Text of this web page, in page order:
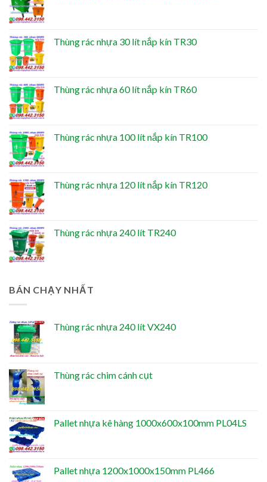
Thùng rác nhựa 30 lít nắp kín TR30
Thùng rác nhựa 60 lít nắp kín TR60
Thùng rác nhựa 100 lít nắp kín TR100
Thùng rác nhựa 120 lít nắp kín TR120
Thùng rác nhựa 240 lít TR240
BÁN CHẠY NHẤT
Thùng rác nhựa 240 lít VX240
Thùng rác chim cánh cụt
Pallet nhựa kê hàng 1000x600x100mm PL04LS
Pallet nhựa 1200x1000x150mm PL466